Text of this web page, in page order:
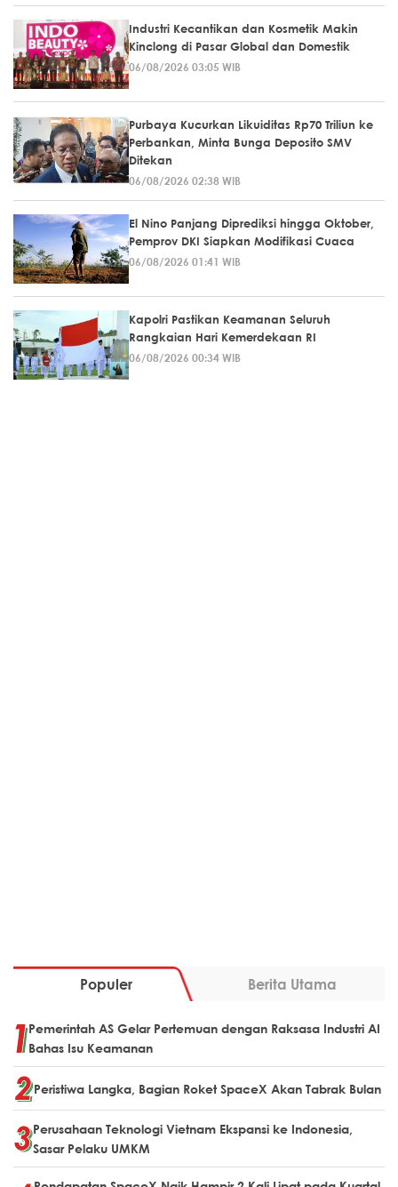
Industri Kecantikan dan Kosmetik Makin
Kinclong di Pasar Global dan Domestik
06/08/2026 03:05 WIB
Purbaya Kucurkan Likuiditas Rp70 Triliun ke
Perbankan, Minta Bunga Deposito SMV
Ditekan
06/08/2026 02:38 WIB
El Nino Panjang Diprediksi hingga Oktober,
Pemprov DKI Siapkan Modifikasi Cuaca
06/08/2026 01:41 WIB
Kapolri Pastikan Keamanan Seluruh
Rangkaian Hari Kemerdekaan RI
06/08/2026 00:34 WIB
Populer Berita Utama
Pemerintah AS Gelar Pertemuan dengan Raksasa Industri AI
Bahas Isu Keamanan
Peristiwa Langka, Bagian Roket SpaceX Akan Tabrak Bulan
Perusahaan Teknologi Vietnam Ekspansi ke Indonesia,
Sasar Pelaku UMKM